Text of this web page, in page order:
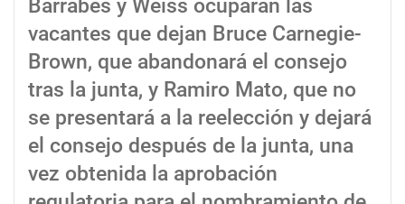
Barrabés y Weiss ocuparán las
vacantes que dejan Bruce Carnegie-
Brown, que abandonará el consejo
tras la junta, y Ramiro Mato, que no
se presentará a la reelección y dejará
el consejo después de la junta, una
vez obtenida la aprobación